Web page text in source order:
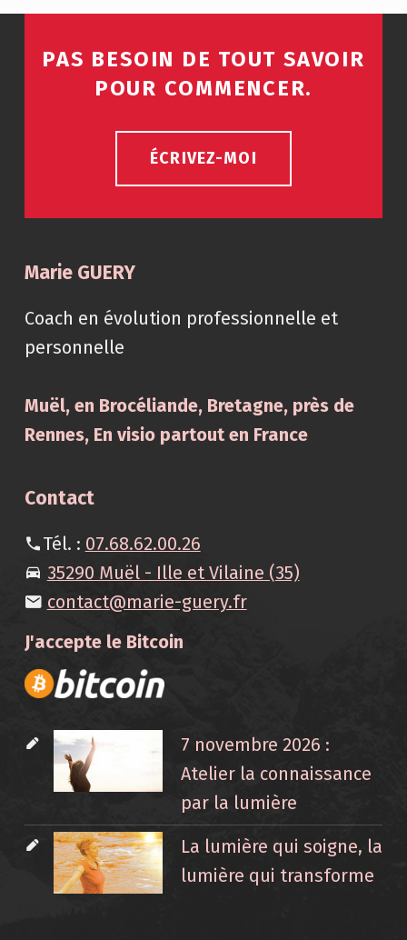
PAS BESOIN DE TOUT SAVOIR
POUR COMMENCER.
ÉCRIVEZ-MOI
Marie GUERY
Coach en évolution professionnelle et
personnelle
Muël, en Brocéliande, Bretagne, près de
Rennes, En visio partout en France
Contact
Tél. : 07.68.62.00.26
35290 Muël - Ille et Vilaine (35)
contact@marie-guery.fr
J'accepte le Bitcoin
7 novembre 2026 :
Atelier la connaissance
par la lumière
La lumière qui soigne, la
lumière qui transforme